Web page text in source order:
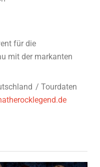
für die
mit der markanten
/ Tourdaten